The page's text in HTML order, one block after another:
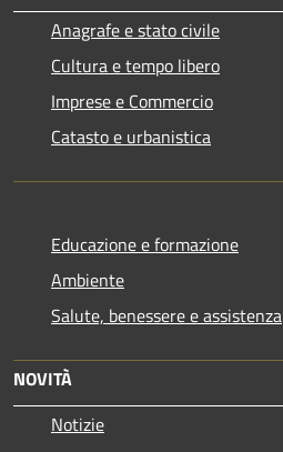
Anagrafe e stato civile
Cultura e tempo libero
Imprese e Commercio
Catasto e urbanistica
Educazione e formazione
Ambiente
Salute, benessere e assistenza
NOVITÀ
Notizie